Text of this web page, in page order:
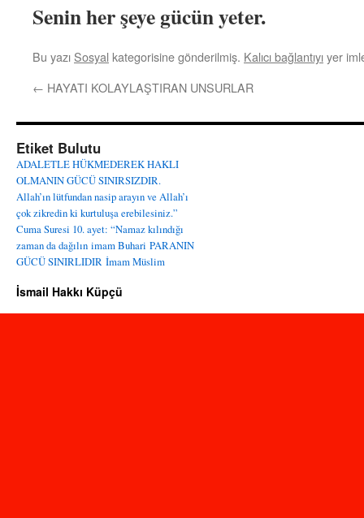
Senin her şeye gücün yeter.
Bu yazı Sosyal kategorisine gönderilmiş. Kalıcı bağlantıyıyer
← HAYATI KOLAYLAŞTIRAN UNSURLAR
Etiket Bulutu
ADALETLE HÜKMEDEREK HAKLI
OLMANIN GÜCÜ SINIRSIZDIR.
Allah’ın lütfundan nasip arayın ve Allah’ı
çok zikredin ki kurtuluşa erebilesiniz.”
Cuma Suresi 10. ayet: “Namaz kılındığı
zaman da dağılın imam Buhari PARANIN
GÜCÜ SINIRLIDIR İmam Müslim
İsmail Hakkı Küpçü